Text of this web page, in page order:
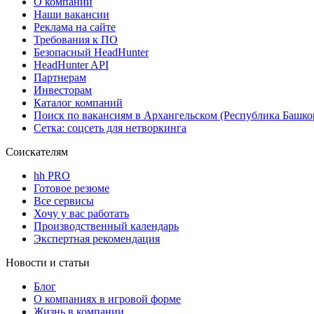
Наши вакансии
Реклама на сайте
Требования к ПО
Безопасный HeadHunter
HeadHunter API
Партнерам
Инвесторам
Каталог компаний
Поиск по вакансиям в Архангельском (Республика
Сетка: соцсеть для нетворкинга
Соискателям
hh PRO
Готовое резюме
Все сервисы
Хочу у вас работать
Производственный календарь
Экспертная рекомендация
Новости и статьи
Блог
О компаниях в игровой форме